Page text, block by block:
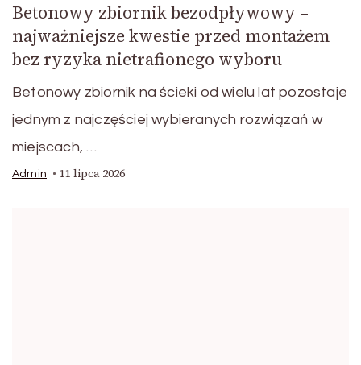
Betonowy zbiornik bezodpływowy –
najważniejsze kwestie przed montażem
bez ryzyka nietrafionego wyboru
Betonowy zbiornik na ścieki od wielu lat pozostaje
jednym z najczęściej wybieranych rozwiązań w
miejscach, …
Admin 11 lipca 2026